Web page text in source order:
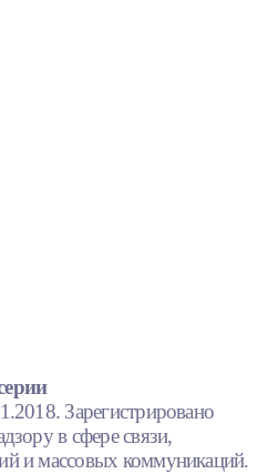
Зарегистрировано
в сфере связи,
и массовых коммуникаций.